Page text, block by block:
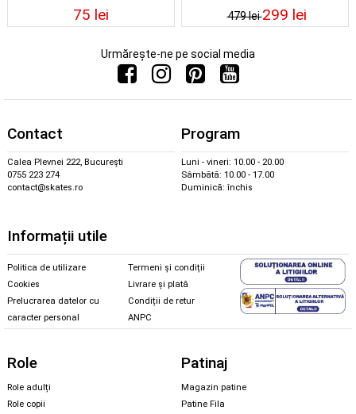
75 lei 479 lei299 lei
Urmărește-ne pe social media
Contact
Calea Plevnei 222, București
0755 223 274
contact@skates.ro
Program
Luni - vineri: 10.00 - 20.00
Sâmbătă: 10.00 - 17.00
Duminică: închis
Informații utile
Politica de utilizare
Cookies
Prelucrarea datelor cu
caracter personal
Termeni și condiții
Livrare și plată
Condiții de retur
ANPC
Role
Role adulți
Role copii
Patinaj
Magazin patine
Patine Fila